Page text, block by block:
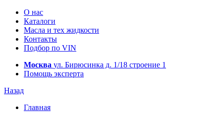
О нас
Каталоги
Масла и тех жидкости
Контакты
Подбор по VIN
Москва ул. Бирюсинка д. 1/18 строение 1
Помощь эксперта
Назад
Главная